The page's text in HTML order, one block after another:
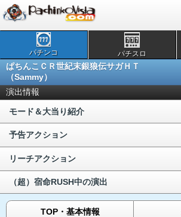
パチンコ パチスロ
ぱちんこＣＲ世紀末銀狼伝サガＨＴ
（Sammy）
演出情報
モード＆大当り紹介
予告アクション
リーチアクション
（超）宿命RUSH中の演出
TOP・基本情報